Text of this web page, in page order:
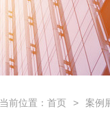
当前位置： 首页 案例